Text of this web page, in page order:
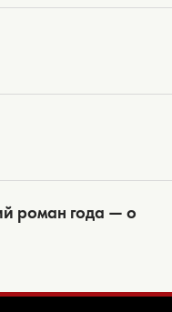
роман года — о